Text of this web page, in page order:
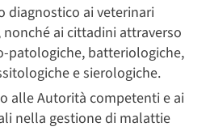
diagnostico ai veterinari
ai cittadini attraverso
patologiche, batteriologiche,
e sierologiche.
alle Autorità competenti e ai
nella gestione di malattie